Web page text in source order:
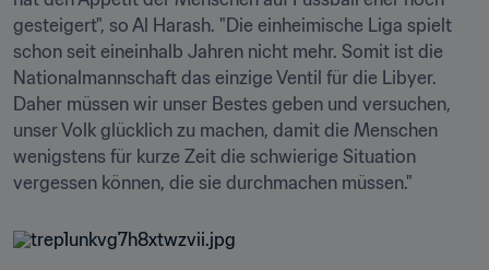
gesteigert", so Al Harash. "Die einheimische Liga spielt
schon seit eineinhalb Jahren nicht mehr. Somit ist die
Nationalmannschaft das einzige Ventil für die Libyer.
Daher müssen wir unser Bestes geben und versuchen,
unser Volk glücklich zu machen, damit die Menschen
wenigstens für kurze Zeit die schwierige Situation
vergessen können, die sie durchmachen müssen."